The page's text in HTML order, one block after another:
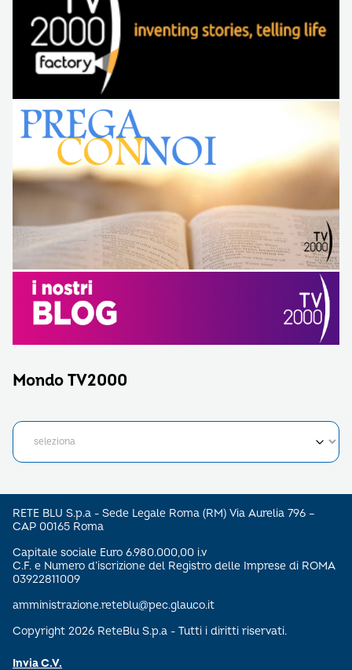
Mondo TV2000
RETE BLU S.p.a - Sede Legale Roma (RM) Via Aurelia 796 –
CAP 00165 Roma
Capitale sociale Euro 6.980.000,00 i.v
C.F. e Numero d’iscrizione del Registro delle Imprese di ROMA
03922811009
amministrazione.reteblu@pec.glauco.it
Copyright 2026 ReteBlu S.p.a - Tutti i diritti riservati.
Invia C.V.